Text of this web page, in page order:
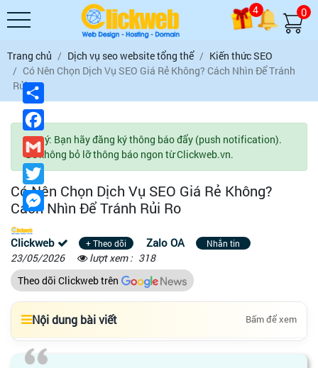
4 0
Trang chủ Dịch vụ seo website tổng thể
Kiến thức SEO
Có Nên Chọn Dịch Vụ SEO Giá Rẻ Không? Cách Nhìn Để Tránh
Rủi Ro
Lưu ý: Bạn hãy đăng ký thông báo đẩy (push notification).
Để không bỏ lỡ thông báo ngon từ Clickweb.vn.
Có Nên Chọn Dịch Vụ SEO Giá Rẻ Không?
Cách Nhìn Để Tránh Rủi Ro
Clickweb + Theo dõi Zalo OA Nhắn tin
23/05/2026 lượt xem : 318
Theo dõi Clickweb trên
Nội dung bài viết Bấm để xem
sẻ
Gmail
Twitter
Messenger